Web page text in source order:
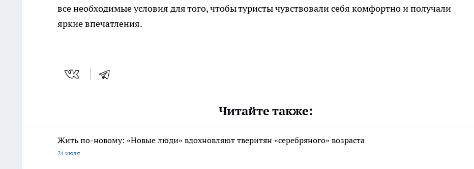
все необходимые условия для того, чтобы туристы чувствовали себя комфортно и получали
яркие впечатления.
Читайте также:
Жить по-новому: «Новые люди» вдохновляют тверитян «серебряного» возраста
24 июля